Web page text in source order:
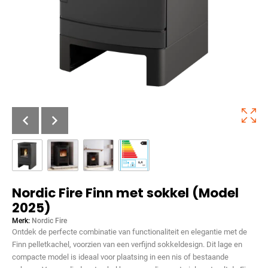
Nordic Fire Finn met sokkel (Model
2025)
Merk: Nordic Fire
Ontdek de perfecte combinatie van functionaliteit en elegantie met de
Finn pelletkachel, voorzien van een verfijnd sokkeldesign. Dit lage en
compacte model is ideaal voor plaatsing in een nis of bestaande